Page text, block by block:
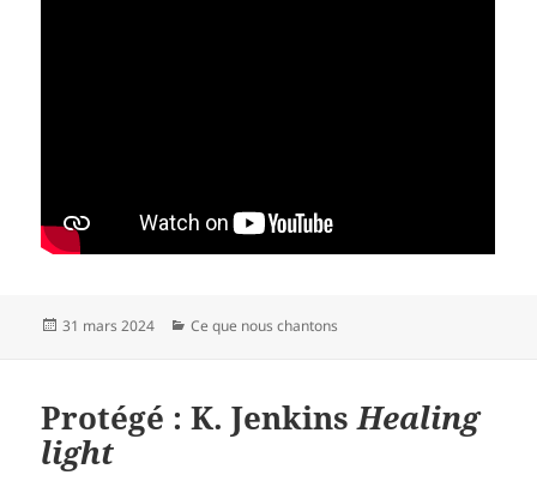
Publié
31 mars 2024 Catégories
Ce que nous chantons
Protégé : K. JenkinsHealing
light